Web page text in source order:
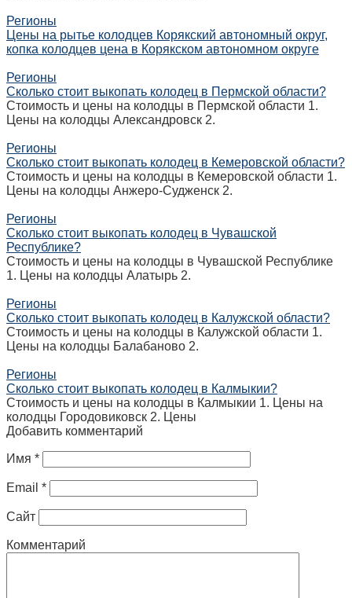
Регионы
Цены на рытье колодцев Корякский автономный округ,
копка колодцев цена в Корякском автономном округе
Регионы
Сколько стоит выкопать колодец в Пермской области?
Стоимость и цены на колодцы в Пермской области 1.
Цены на колодцы Александровск 2.
Регионы
Сколько стоит выкопать колодец в Кемеровской области?
Стоимость и цены на колодцы в Кемеровской области 1.
Цены на колодцы Анжеро-Судженск 2.
Регионы
Сколько стоит выкопать колодец в Чувашской
Республике?
Стоимость и цены на колодцы в Чувашской Республике
1. Цены на колодцы Алатырь 2.
Регионы
Сколько стоит выкопать колодец в Калужской области?
Стоимость и цены на колодцы в Калужской области 1.
Цены на колодцы Балабаново 2.
Регионы
Сколько стоит выкопать колодец в Калмыкии?
Стоимость и цены на колодцы в Калмыкии 1. Цены на
колодцы Городовиковск 2. Цены
Добавить комментарий
Имя *
Email *
Сайт
Комментарий